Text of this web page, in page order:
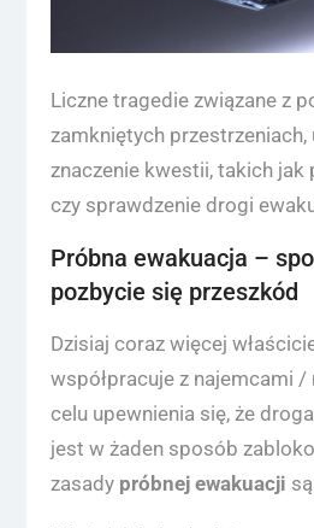
Liczne tragedie związane z
zamkniętych przestrzeniach,
znaczenie kwestii, takich jak
czy sprawdzenie drogi
Próbna ewakuacja –
pozbycie się przeszkód
Dzisiaj coraz więcej
współpracuje z najemcami
celu upewnienia się, że
jest w żaden sposób
zasady próbnej ewakuacji